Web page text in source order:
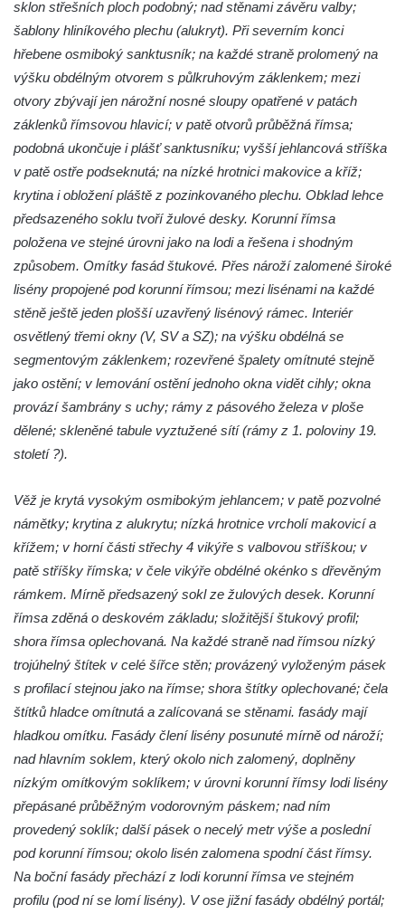
Kostel svatého Martina v Kozlech
Márnice na hřbitově v Kozlech
Vesnický kostel v Reinhardtsdorfu
Kaple v Oparnu
Protestantský (evangelicko-luterský) kostel
Crostau
Kaple Nanebevstoupení Panny Marie ve
Svitavě
Výklenková kaple Piety ve Svojkově
Kostel Nejsvětější Trojice ve Velenicích
Kostel svatých Petra a Pavla v Semilech
Kostel Nanebevzetí Panny Marie (St. Mariä
Himmelfahrt) v Schirgiswalde
Kostel svaté Máří Magdaleny u hradu
Krasíkov
Kaple Olivetské hory pod věží kostela
svatého Michaela Archanděla v Bochově
Kostel Zvěstování Panny Marie v Duchcově
Výklenková kaple v Teplické ulici u stadionu
v Duchcově
Evangelický kostel v Duchcově
Kostel svatých Petra a Pavla v Jeníkově
Kaple Panny Marie v Lahošti
Kaple svatého Jana Nepomuckého v
Lahošti
Kostel svatého Mikuláše v Mikulášovicích
Kaple Tří otců v Mikulášovicích
Kaple Andělů strážných (Fürleova kaple) v
Mikulášovicích
Balzerova kaple v Mikulášovicích
sklon střešních ploch podobný; nad stěnami závěru valby;
šablony hliníkového plechu (alukryt). Při severním konci
hřebene osmiboký sanktusník; na každé straně prolomený na
výšku obdélným otvorem s půlkruhovým záklenkem; mezi
otvory zbývají jen nárožní nosné sloupy opatřené v patách
záklenků římsovou hlavicí; v patě otvorů průběžná římsa;
podobná ukončuje i plášť sanktusníku; vyšší jehlancová stříška
v patě ostře podseknutá; na nízké hrotnici makovice a kříž;
krytina i obložení pláště z pozinkovaného plechu. Obklad lehce
předsazeného soklu tvoří žulové desky. Korunní římsa
položena ve stejné úrovni jako na lodi a řešena i shodným
způsobem. Omítky fasád štukové. Přes nároží zalomené široké
lisény propojené pod korunní římsou; mezi lisénami na každé
stěně ještě jeden plošší uzavřený lisénový rámec. Interiér
osvětlený třemi okny (V, SV a SZ); na výšku obdélná se
segmentovým záklenkem; rozevřené špalety omítnuté stejně
jako ostění; v lemování ostění jednoho okna vidět cihly; okna
provází šambrány s uchy; rámy z pásového železa v ploše
dělené; skleněné tabule vyztužené sítí (rámy z 1. poloviny 19.
století ?).
Věž je krytá vysokým osmibokým jehlancem; v patě pozvolné
námětky; krytina z alukrytu; nízká hrotnice vrcholí makovicí a
křížem; v horní části střechy 4 vikýře s valbovou stříškou; v
patě stříšky římska; v čele vikýře obdélné okénko s dřevěným
rámkem. Mírně předsazený sokl ze žulových desek. Korunní
římsa zděná o deskovém základu; složitější štukový profil;
shora římsa oplechovaná. Na každé straně nad římsou nízký
trojúhelný štítek v celé šířce stěn; provázený vyloženým pásek
s profilací stejnou jako na římse; shora štítky oplechované; čela
štítků hladce omítnutá a zalícovaná se stěnami. fasády mají
hladkou omítku. Fasády člení lisény posunuté mírně od nároží;
nad hlavním soklem, který okolo nich zalomený, doplněny
nízkým omítkovým soklíkem; v úrovni korunní římsy lodi lisény
přepásané průběžným vodorovným páskem; nad ním
provedený soklík; další pásek o necelý metr výše a poslední
pod korunní římsou; okolo lisén zalomena spodní část římsy.
Na boční fasády přechází z lodi korunní římsa ve stejném
profilu (pod ní se lomí lisény). V ose jižní fasády obdélný portál;